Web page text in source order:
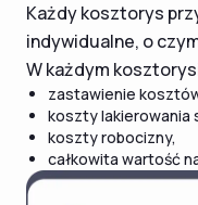
Każdy kosztorys
indywidualne, o
W każdym
zastawienie
koszty lakierowania
koszty robocizny,
całkowita wartość